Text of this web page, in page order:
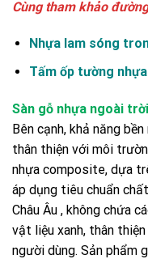
Cùng tham khảo
Nhựa lam sóng
Tấm ốp tường
Sàn gỗ nhựa ngoài
Bên cạnh, khả năng
thân thiện với môi
nhựa composite, dựa
áp dụng tiêu chuẩn
Châu Âu , không chứa
vật liệu xanh, thân
người dùng. Sản phẩm